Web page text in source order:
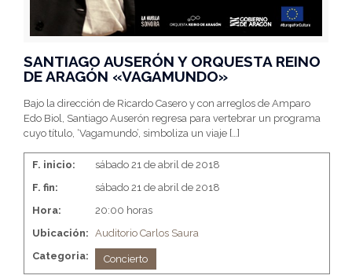
SANTIAGO AUSERÓN Y ORQUESTA REINO
DE ARAGÓN «VAGAMUNDO»
Bajo la dirección de Ricardo Casero y con arreglos de Amparo
Edo Biol, Santiago Auserón regresa para vertebrar un programa
cuyo título, ‘Vagamundo’, simboliza un viaje […]
F. inicio:
sábado 21 de abril de 2018
F. fin:
sábado 21 de abril de 2018
Hora:
20:00 horas
Ubicación: Auditorio Carlos Saura
Categoria:
Concierto